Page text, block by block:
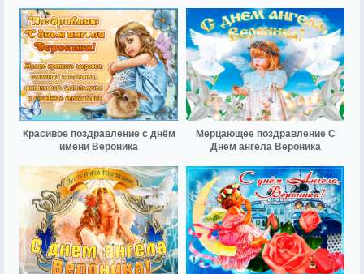
Красивое поздравление с днём
имени Вероника
Мерцающее поздравление С
Днём ангела Вероника